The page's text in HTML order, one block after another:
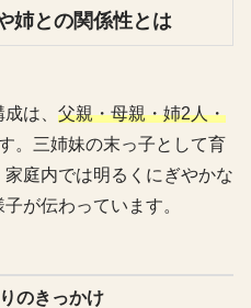
姉との関係性とは
は、 父親・母親・姉2人・
。三姉妹の末っ子として育
庭内では明るくにぎやかな
が伝わっています。
のきっかけ